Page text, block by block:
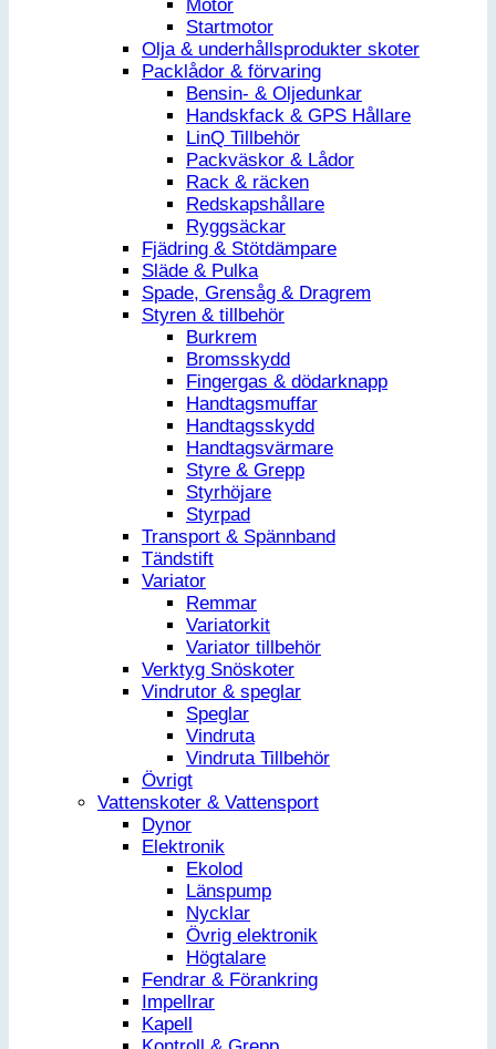
Motor
Startmotor
Olja & underhållsprodukter skoter
Packlådor & förvaring
Bensin- & Oljedunkar
Handskfack & GPS Hållare
LinQ Tillbehör
Packväskor & Lådor
Rack & räcken
Redskapshållare
Ryggsäckar
Fjädring & Stötdämpare
Släde & Pulka
Spade, Grensåg & Dragrem
Styren & tillbehör
Burkrem
Bromsskydd
Fingergas & dödarknapp
Handtagsmuffar
Handtagsskydd
Handtagsvärmare
Styre & Grepp
Styrhöjare
Styrpad
Transport & Spännband
Tändstift
Variator
Remmar
Variatorkit
Variator tillbehör
Verktyg Snöskoter
Vindrutor & speglar
Speglar
Vindruta
Vindruta Tillbehör
Övrigt
Vattenskoter & Vattensport
Dynor
Elektronik
Ekolod
Länspump
Nycklar
Övrig elektronik
Högtalare
Fendrar & Förankring
Impellrar
Kapell